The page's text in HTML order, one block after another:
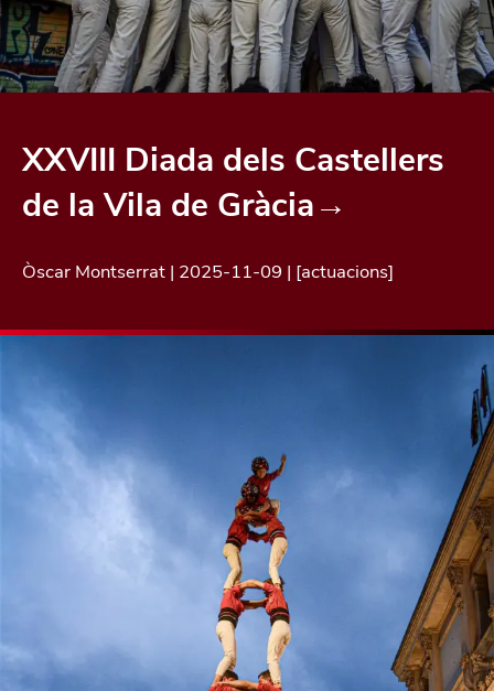
XXVIII Diada dels Castellers
de la Vila de Gràcia→
Òscar Montserrat | 2025-11-09 | [actuacions]